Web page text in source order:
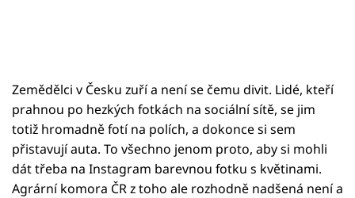
Zemědělci v Česku zuří a není se čemu divit. Lidé, kteří
prahnou po hezkých fotkách na sociální sítě, se jim
totiž hromadně fotí na polích, a dokonce si sem
přistavují auta. To všechno jenom proto, aby si mohli
dát třeba na Instagram barevnou fotku s květinami.
Agrární komora ČR z toho ale rozhodně nadšená není a